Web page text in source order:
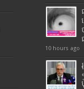
10 hours ago